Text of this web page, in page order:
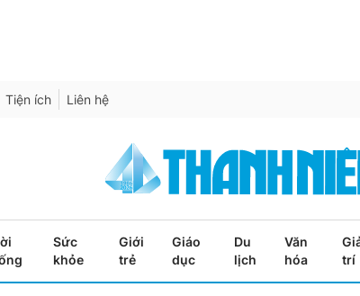
Tiện ích Liên hệ
Sức
khỏe
Giới
trẻ
Giáo
dục
Du
lịch
Văn
hóa
trí